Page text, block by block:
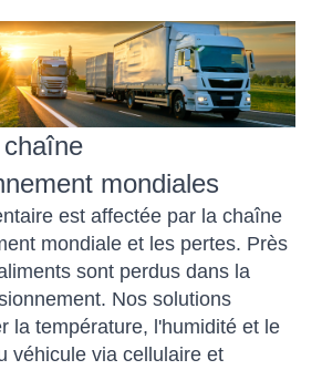
mondiales
est affectée par la chaîne
mondiale et les pertes. Près
sont perdus dans la
Nos solutions
la température, l'humidité et le
véhicule via cellulaire et